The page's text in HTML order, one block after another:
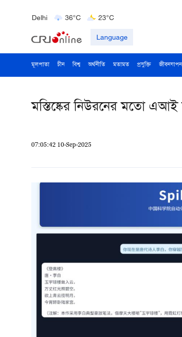
Delhi
36°C
23°C
Language
মূলপাতা চীন বিশ্ব অর্থনীতি মতামত প্রযুক্তি জীবনযাপন
মস্তিষ্কের নিউরনের মতো
07:05:42 10-Sep-2025